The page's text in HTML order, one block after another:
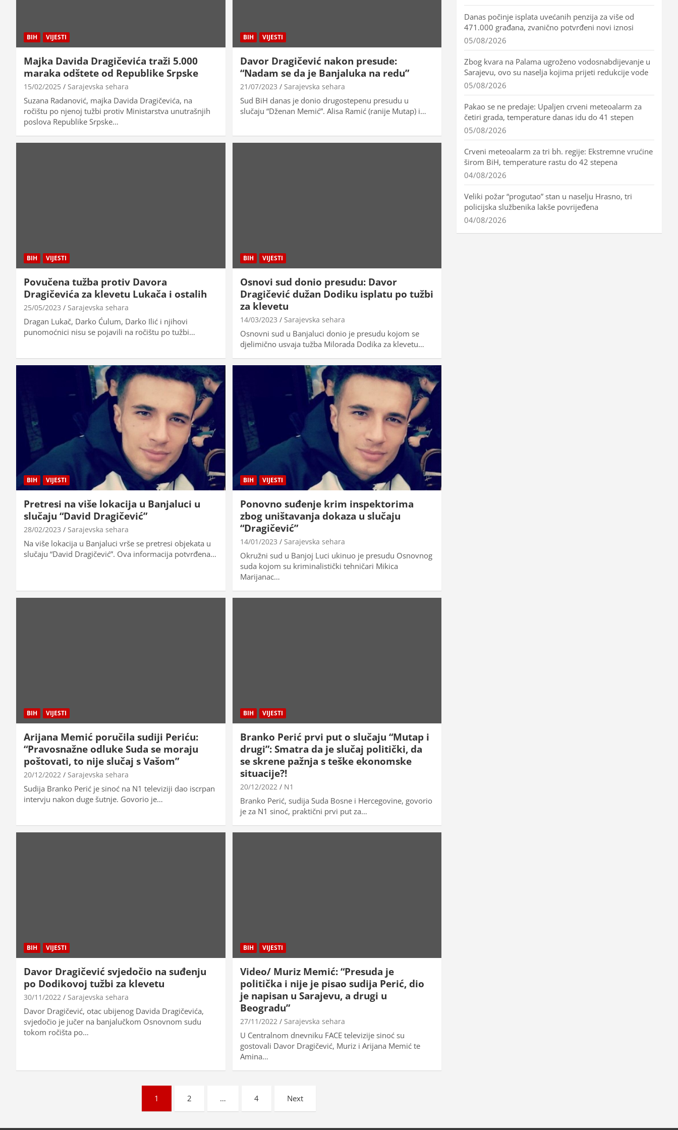
BIH VIJESTI
Majka Davida Dragičevića traži 5.000
maraka odštete od Republike Srpske
15/02/2025 Sarajevska sehara
Suzana Radanović, majka Davida Dragičevića, na
ročištu po njenoj tužbi protiv Ministarstva unutrašnjih
poslova Republike Srpske…
BIH VIJESTI
Davor Dragičević nakon presude:
“Nadam se da je Banjaluka na redu”
21/07/2023 Sarajevska sehara
Sud BiH danas je donio drugostepenu presudu u
slučaju “Dženan Memić”. Alisa Ramić (ranije Mutap) i…
BIH VIJESTI
Povučena tužba protiv Davora
Dragičevića za klevetu Lukača i ostalih
25/05/2023 Sarajevska sehara
Dragan Lukač, Darko Ćulum, Darko Ilić i njihovi
punomoćnici nisu se pojavili na ročištu po tužbi…
BIH VIJESTI
Osnovi sud donio presudu: Davor
Dragičević dužan Dodiku isplatu po tužbi
za klevetu
14/03/2023 Sarajevska sehara
Osnovni sud u Banjaluci donio je presudu kojom se
djelimično usvaja tužba Milorada Dodika za klevetu…
BIH VIJESTI
Pretresi na više lokacija u Banjaluci u
slučaju “David Dragičević”
28/02/2023 Sarajevska sehara
Na više lokacija u Banjaluci vrše se pretresi objekata u
slučaju “David Dragičević”. Ova informacija potvrđena…
BIH VIJESTI
Ponovno suđenje krim inspektorima
zbog uništavanja dokaza u slučaju
“Dragičević”
14/01/2023 Sarajevska sehara
Okružni sud u Banjoj Luci ukinuo je presudu Osnovnog
suda kojom su kriminalistički tehničari Mikica
Marijanac…
BIH VIJESTI
Arijana Memić poručila sudiji Periću:
“Pravosnažne odluke Suda se moraju
poštovati, to nije slučaj s Vašom”
20/12/2022 Sarajevska sehara
Sudija Branko Perić je sinoć na N1 televiziji dao iscrpan
intervju nakon duge šutnje. Govorio je…
BIH VIJESTI
Branko Perić prvi put o slučaju “Mutap i
drugi”: Smatra da je slučaj politički, da
se skrene pažnja s teške ekonomske
situacije?!
20/12/2022 N1
Branko Perić, sudija Suda Bosne i Hercegovine, govorio
je za N1 sinoć, praktični prvi put za…
BIH VIJESTI
Davor Dragičević svjedočio na suđenju
po Dodikovoj tužbi za klevetu
30/11/2022 Sarajevska sehara
Davor Dragičević, otac ubijenog Davida Dragičevića,
svjedočio je jučer na banjalučkom Osnovnom sudu
tokom ročišta po…
BIH VIJESTI
Video/ Muriz Memić: “Presuda je
politička i nije je pisao sudija Perić, dio
je napisan u Sarajevu, a drugi u
Beogradu”
27/11/2022 Sarajevska sehara
U Centralnom dnevniku FACE televizije sinoć su
gostovali Davor Dragičević, Muriz i Arijana Memić te
Amina…
1 2 … 4 Next
Danas počinje isplata uvećanih penzija za više od
471.000 građana, zvanično potvrđeni novi iznosi
05/08/2026
Zbog kvara na Palama ugroženo vodosnabdijevanje u
Sarajevu, ovo su naselja kojima prijeti redukcije vode
05/08/2026
Pakao se ne predaje: Upaljen crveni meteoalarm za
četiri grada, temperature danas idu do 41 stepen
05/08/2026
Crveni meteoalarm za tri bh. regije: Ekstremne vrućine
širom BiH, temperature rastu do 42 stepena
04/08/2026
Veliki požar “progutao” stan u naselju Hrasno, tri
policijska službenika lakše povrijeđena
04/08/2026